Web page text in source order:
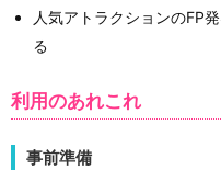
人気アトラクションのFP
る
利用のあれこれ
事前準備